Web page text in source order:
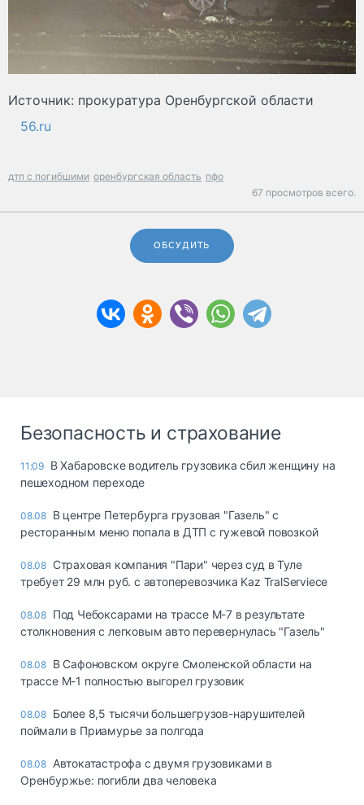
Источник: прокуратура Оренбургской области
56.ru
дтп с погибшими оренбургская область пфо
67 просмотров всего.
ОБСУДИТЬ
Безопасность и страхование
11:09 В Хабаровске водитель грузовика сбил женщину на
пешеходном переходе
08.08 В центре Петербурга грузовая "Газель" с
ресторанным меню попала в ДТП с гужевой повозкой
08.08 Страховая компания "Пари" через суд в Туле
требует 29 млн руб. с автоперевозчика Kaz TralServiece
08.08 Под Чебоксарами на трассе М-7 в результате
столкновения с легковым авто перевернулась "Газель"
08.08 В Сафоновском округе Смоленской области на
трассе М-1 полностью выгорел грузовик
08.08 Более 8,5 тысячи большегрузов-нарушителей
поймали в Приамурье за полгода
08.08 Автокатастрофа с двумя грузовиками в
Оренбуржье: погибли два человека